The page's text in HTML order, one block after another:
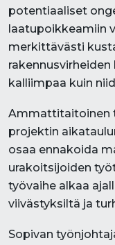
potentiaaliset
laatupoikkeamiin
merkittävästi
kalliimpaa kuin
Ammattitaitoinen
projektin
osaa ennakoida
urakoitsijoiden
työvaihe alkaa
viivästyksiltä ja
Sopivan